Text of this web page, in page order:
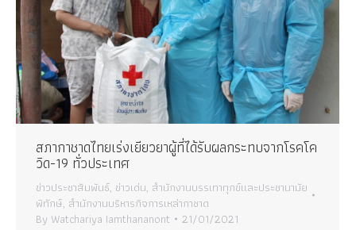
สภากาชาดไทยเร่งเยียวยาผู้ที่ได้รับผลกระทบจากโรคโค
วิด-19 ทั่วประเทศ
ข่าวประชาสัมพันธ์, ข่าวเด่น, สำนักงานบรรเทาทุกข์และประชานามัย
พิทักษ์, สำนักงานบริหารกิจการเหล่ากาชาด
By Watchariya Iamthananont 21/01/2021